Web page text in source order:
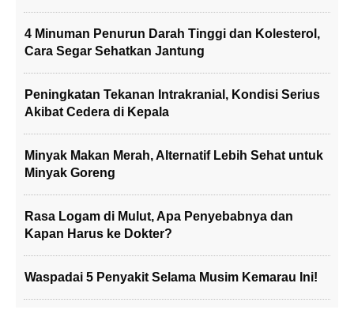
4 Minuman Penurun Darah Tinggi dan Kolesterol,
Cara Segar Sehatkan Jantung
Peningkatan Tekanan Intrakranial, Kondisi Serius
Akibat Cedera di Kepala
Minyak Makan Merah, Alternatif Lebih Sehat untuk
Minyak Goreng
Rasa Logam di Mulut, Apa Penyebabnya dan
Kapan Harus ke Dokter?
Waspadai 5 Penyakit Selama Musim Kemarau Ini!